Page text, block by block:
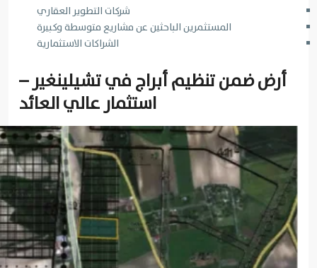
شركات التطوير العقاري
المستثمرين الباحثين عن مشاريع متوسطة وكبيرة
الشراكات الاستثمارية
أرض ضمن تنظيم أبراج في تشيلينغير –
استثمار عالي العائد